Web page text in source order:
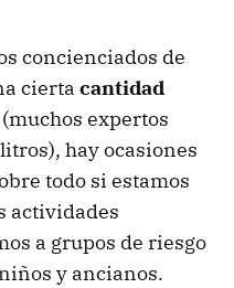
concienciados de
cierta cantidad
expertos
hay ocasiones
todo si estamos
actividades
a grupos de riesgo
y ancianos.